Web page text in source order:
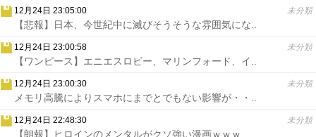
12月24日 23:05:00 未分類
【悲報】日本、今世紀中に滅びそうそうな雰囲気にな..
12月24日 23:00:58 未分類
【ワンピース】エニエスロビー、マリンフォード、イ..
12月24日 23:00:30 未分類
メモリ高騰によりスマホにまでとでもない影響が・・..
12月24日 22:48:30 未分類
【朗報】ヒロインのメンタルがクソ強い漫画ｗｗｗ..